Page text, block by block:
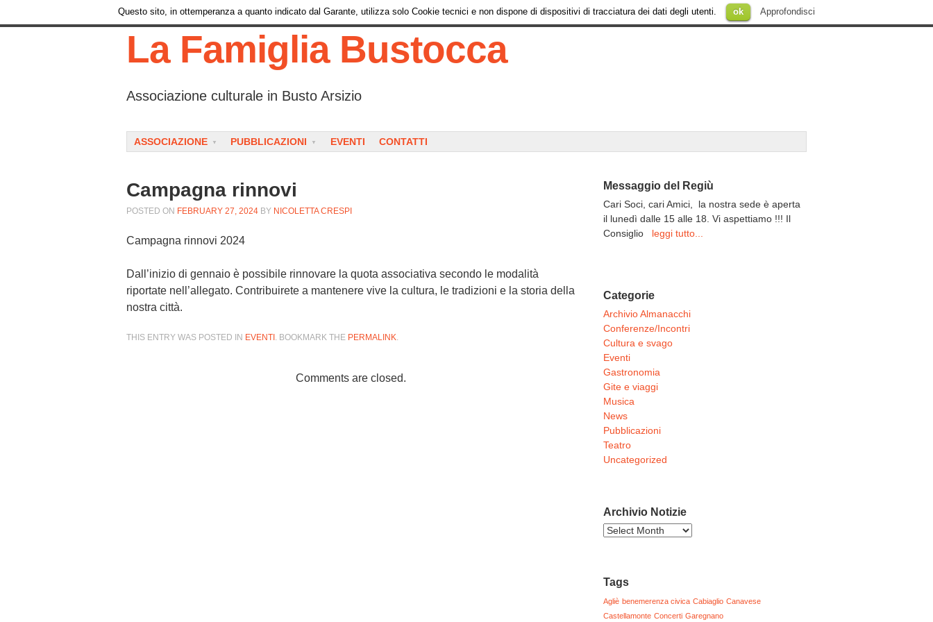
La Famiglia Bustocca
Associazione culturale in Busto Arsizio
Menu
SKIP TO CONTENT
ASSOCIAZIONE PUBBLICAZIONI EVENTI CONTATTI
Campagna rinnovi
POSTED ON FEBRUARY 27, 2024 BY NICOLETTA CRESPI
Campagna rinnovi 2024
Dall’inizio di gennaio è possibile rinnovare la quota associativa secondo le modalità
riportate nell’allegato. Contribuirete a mantenere vive la cultura, le tradizioni e la storia della
nostra città.
THIS ENTRY WAS POSTED IN EVENTI. BOOKMARK THE PERMALINK.
Comments are closed.
Messaggio del Regiù
Cari Soci, cari Amici, la nostra sede è aperta
il lunedì dalle 15 alle 18. Vi aspettiamo !!! Il
Consiglio leggi tutto...
Categorie
Archivio Almanacchi
Conferenze/Incontri
Cultura e svago
Eventi
Gastronomia
Gite e viaggi
Musica
News
Pubblicazioni
Teatro
Uncategorized
Archivio Notizie
Archivio
Tags
Agliè benemerenza civica Cabiaglio Canavese
Castellamonte Concerti Garegnano
Questo sito, in ottemperanza a quanto indicato dal Garante, utilizza solo Cookie tecnici e non dispone di dispositivi di tracciatura dei dati degli utenti. ok Approfondisci